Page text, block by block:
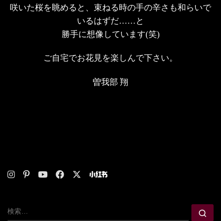
咲いた桜を眺めると、束ねる時の手の辛さも和らいで
いるはずだ……と
勝手に想像しています(笑)
ご自宅でお花見を楽しんで下さい。
曽我部 翔
検索